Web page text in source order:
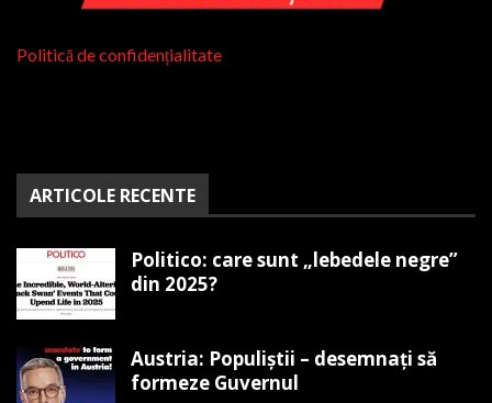
Politică de confidențialitate
ARTICOLE RECENTE
Politico: care sunt „lebedele negre”
din 2025?
Austria: Populiștii – desemnați să
formeze Guvernul